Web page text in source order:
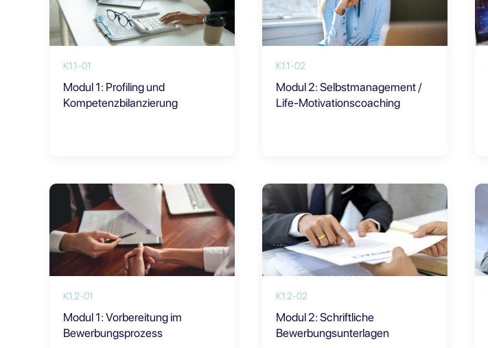
K1.1-01
Modul 1: Profiling und
Kompetenzbilanzierung
K1.1-02
Modul 2: Selbstmanagement /
Life-Motivationscoaching
K1.2-01
Modul 1: Vorbereitung im
Bewerbungsprozess
K1.2-02
Modul 2: Schriftliche
Bewerbungsunterlagen